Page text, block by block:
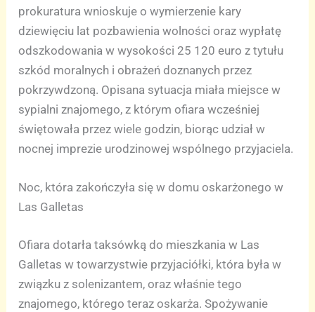
prokuratura wnioskuje o wymierzenie kary
dziewięciu lat pozbawienia wolności oraz wypłatę
odszkodowania w wysokości 25 120 euro z tytułu
szkód moralnych i obrażeń doznanych przez
pokrzywdzoną. Opisana sytuacja miała miejsce w
sypialni znajomego, z którym ofiara wcześniej
świętowała przez wiele godzin, biorąc udział w
nocnej imprezie urodzinowej wspólnego przyjaciela.
Noc, która zakończyła się w domu oskarżonego w
Las Galletas
Ofiara dotarła taksówką do mieszkania w Las
Galletas w towarzystwie przyjaciółki, która była w
związku z solenizantem, oraz właśnie tego
znajomego, którego teraz oskarża. Spożywanie